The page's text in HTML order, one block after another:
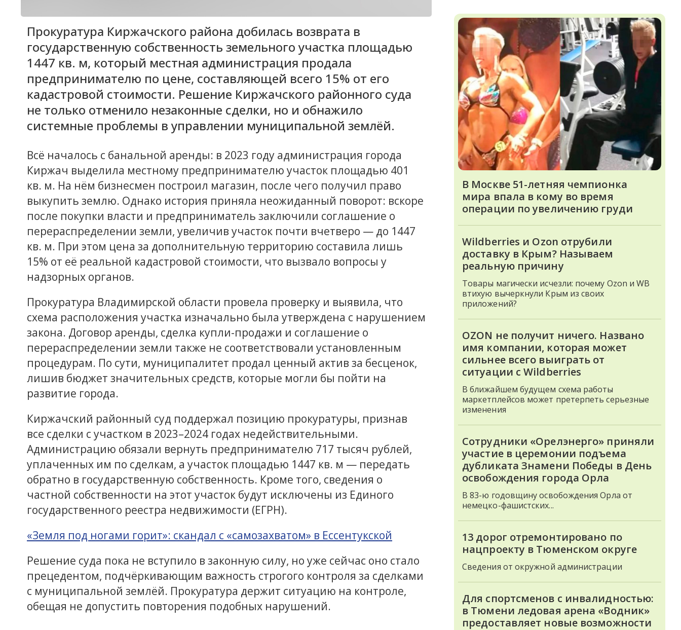
Прокуратура Киржачского района добилась возврата в
государственную собственность земельного участка площадью
1447 кв. м, который местная администрация продала
предпринимателю по цене, составляющей всего 15% от его
кадастровой стоимости. Решение Киржачского районного суда
не только отменило незаконные сделки, но и обнажило
системные проблемы в управлении муниципальной землёй.
Всё началось с банальной аренды: в 2023 году администрация города
Киржач выделила местному предпринимателю участок площадью 401
кв. м. На нём бизнесмен построил магазин, после чего получил право
выкупить землю. Однако история приняла неожиданный поворот: вскоре
после покупки власти и предприниматель заключили соглашение о
перераспределении земли, увеличив участок почти вчетверо — до 1447
кв. м. При этом цена за дополнительную территорию составила лишь
15% от её реальной кадастровой стоимости, что вызвало вопросы у
надзорных органов.
Прокуратура Владимирской области провела проверку и выявила, что
схема расположения участка изначально была утверждена с нарушением
закона. Договор аренды, сделка купли-продажи и соглашение о
перераспределении земли также не соответствовали установленным
процедурам. По сути, муниципалитет продал ценный актив за бесценок,
лишив бюджет значительных средств, которые могли бы пойти на
развитие города.
Киржачский районный суд поддержал позицию прокуратуры, признав
все сделки с участком в 2023–2024 годах недействительными.
Администрацию обязали вернуть предпринимателю 717 тысяч рублей,
уплаченных им по сделкам, а участок площадью 1447 кв. м — передать
обратно в государственную собственность. Кроме того, сведения о
частной собственности на этот участок будут исключены из Единого
государственного реестра недвижимости (ЕГРН).
«Земля под ногами горит»: скандал с «самозахватом» в Ессентукской
Решение суда пока не вступило в законную силу, но уже сейчас оно стало
прецедентом, подчёркивающим важность строгого контроля за сделками
с муниципальной землёй. Прокуратура держит ситуацию на контроле,
обещая не допустить повторения подобных нарушений.
В Москве 51-летняя чемпионка
мира впала в кому во время
операции по увеличению груди
Wildberries и Ozon отрубили
доставку в Крым? Называем
реальную причину
Товары магически исчезли: почему Ozon и WB
втихую вычеркнули Крым из своих
приложений?
OZON не получит ничего. Названо
имя компании, которая может
сильнее всего выиграть от
ситуации с Wildberries
В ближайшем будущем схема работы
маркетплейсов может претерпеть серьезные
изменения
Сотрудники «Орелэнерго» приняли
участие в церемонии подъема
дубликата Знамени Победы в День
освобождения города Орла
В 83-ю годовщину освобождения Орла от
немецко-фашистских...
13 дорог отремонтировано по
нацпроекту в Тюменском округе
Сведения от окружной администрации
Для спортсменов с инвалидностью:
в Тюмени ледовая арена «Водник»
предоставляет новые возможности